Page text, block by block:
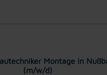
Montage in
(m/w/d)